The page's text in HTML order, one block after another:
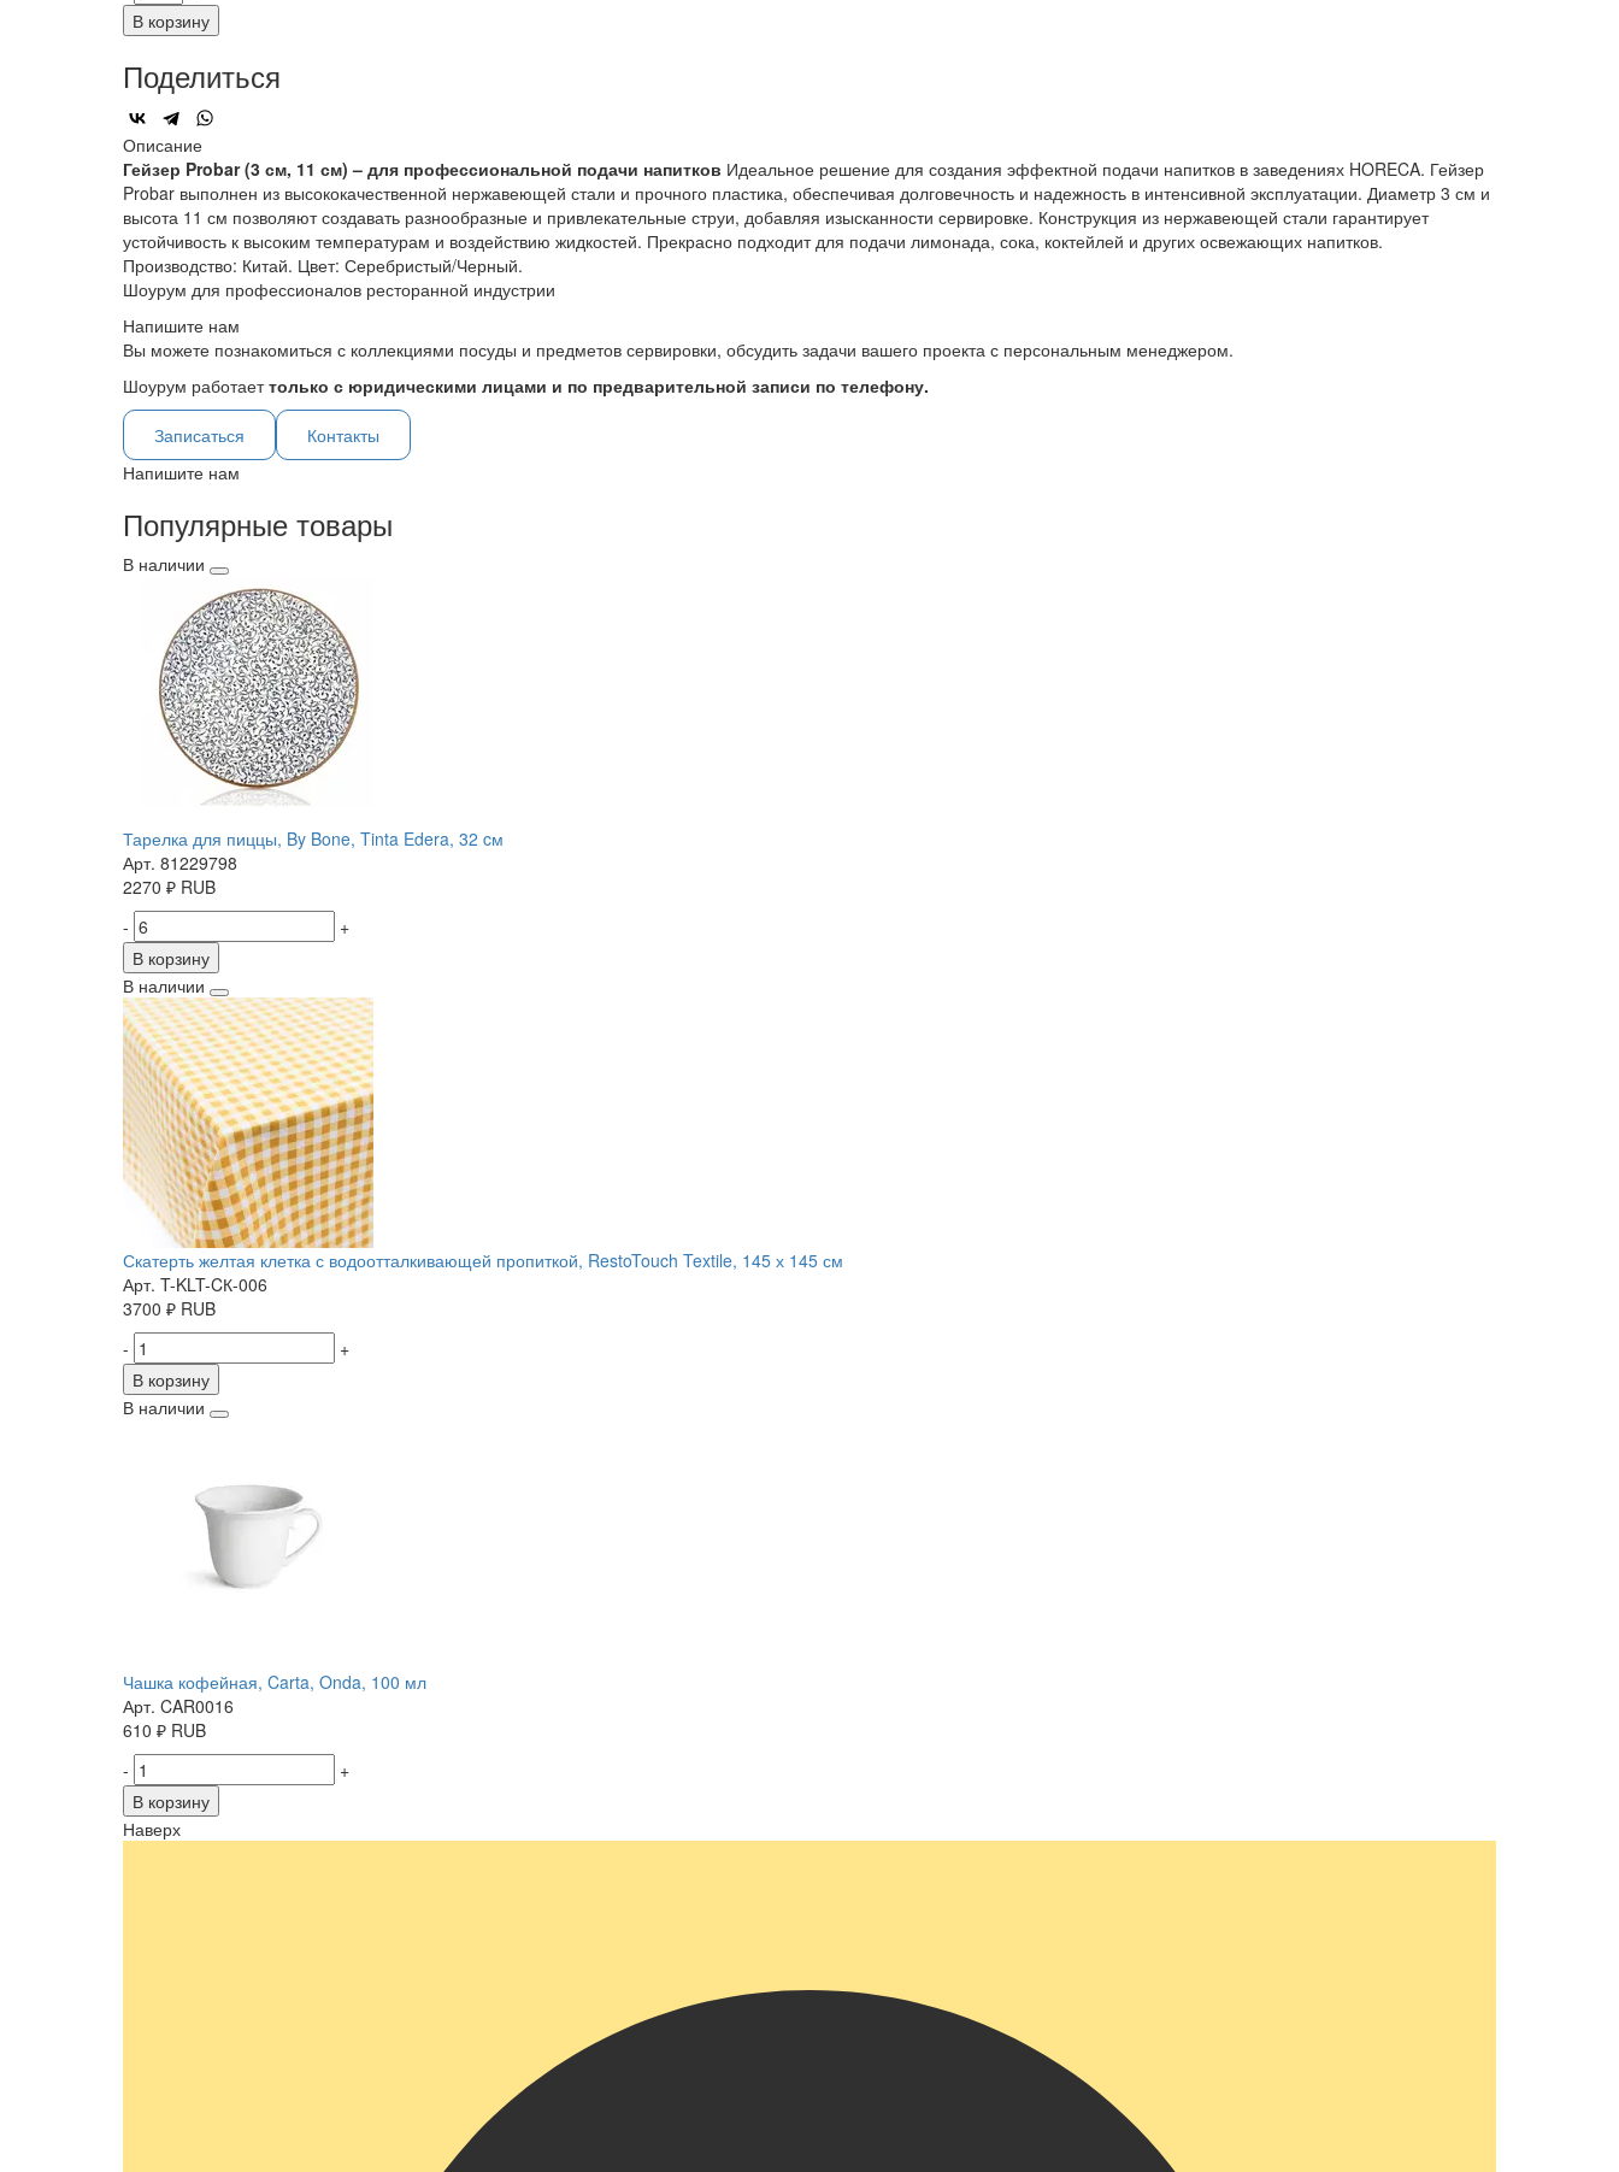
В корзину
Поделиться
Описание
Гейзер Probar (3 см, 11 см) – для профессиональной подачи напитков Идеальное решение для создания эффектной подачи напитков в заведениях HORECA. Гейзер
Probar выполнен из высококачественной нержавеющей стали и прочного пластика, обеспечивая долговечность и надежность в интенсивной эксплуатации. Диаметр 3 см и
высота 11 см позволяют создавать разнообразные и привлекательные струи, добавляя изысканности сервировке. Конструкция из нержавеющей стали гарантирует
устойчивость к высоким температурам и воздействию жидкостей. Прекрасно подходит для подачи лимонада, сока, коктейлей и других освежающих напитков.
Производство: Китай. Цвет: Серебристый/Черный.
Шоурум для профессионалов ресторанной индустрии
Напишите нам
Вы можете познакомиться с коллекциями посуды и предметов сервировки, обсудить задачи вашего проекта с персональным менеджером.
Шоурум работаеттолько с юридическими лицами и по предварительной записи по телефону.
Записаться
Контакты
Напишите нам
Популярные товары
В наличии
Тарелка для пиццы, By Bone, Tinta Edera, 32 cм
Арт. 81229798
2270 ₽ RUB
-
+
В корзину
В наличии
Скатерть желтая клетка с водоотталкивающей пропиткой, RestoTouch Textile, 145 х 145 см
Арт. T-KLT-CК-006
3700 ₽ RUB
-
+
В корзину
В наличии
Чашка кофейная, Carta, Onda, 100 мл
Арт. CAR0016
610 ₽ RUB
-
+
В корзину
Наверх